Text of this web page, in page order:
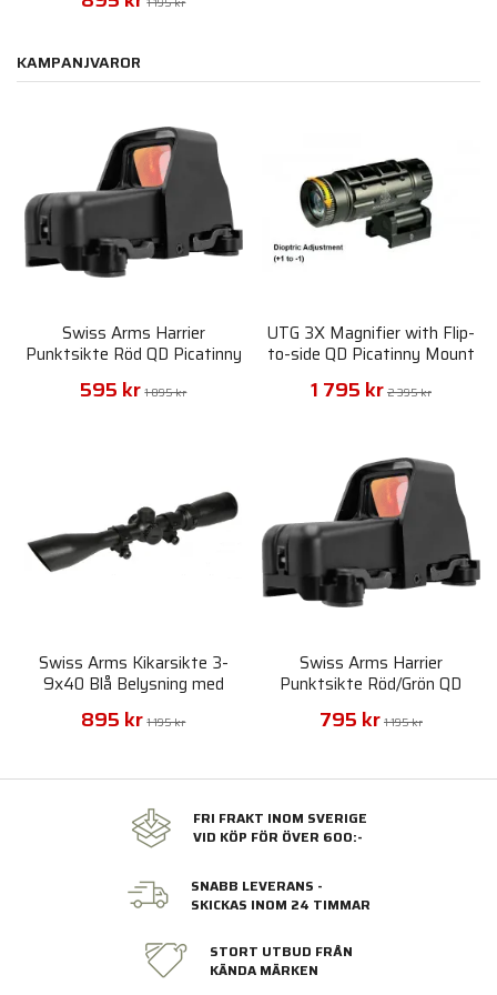
KAMPANJVAROR
Swiss Arms Harrier
Punktsikte Röd QD Picatinny
595 kr 1 095 kr
UTG 3X Magnifier with Flip-
to-side QD Picatinny Mount
1 795 kr 2 395 kr
Swiss Arms Kikarsikte 3-
9x40 Blå Belysning med
895 kr 1 195 kr
Swiss Arms Harrier
Punktsikte Röd/Grön QD
795 kr 1 195 kr
FRI FRAKT INOM SVERIGE
VID KÖP FÖR ÖVER 600:-
SNABB LEVERANS -
SKICKAS INOM 24 TIMMAR
STORT UTBUD FRÅN
KÄNDA MÄRKEN